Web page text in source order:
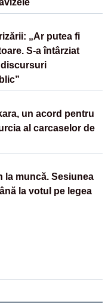
„Ar putea fi
S-a întârziat
un acord pentru
al carcaselor de
la muncă. Sesiunea
la votul pe legea